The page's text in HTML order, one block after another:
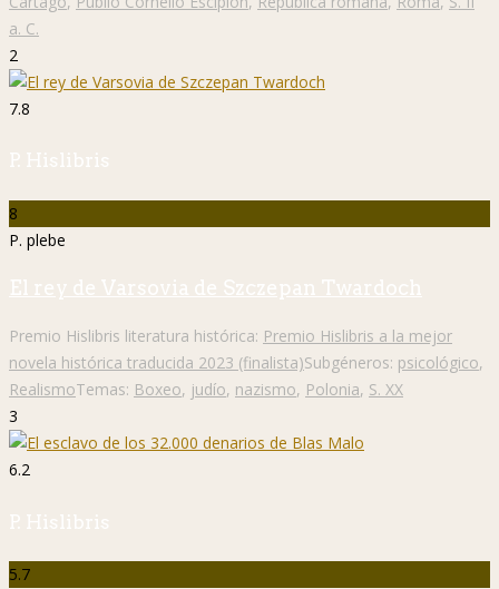
a. C.
2
7.8
P. Hislibris
8
P. plebe
El rey de Varsovia de Szczepan Twardoch
Premio Hislibris literatura histórica: Premio Hislibris a la mejor
novela histórica traducida 2023 (finalista)Subgéneros: psicológico,
RealismoTemas: Boxeo, judío, nazismo, Polonia, S. XX
3
6.2
P. Hislibris
5.7